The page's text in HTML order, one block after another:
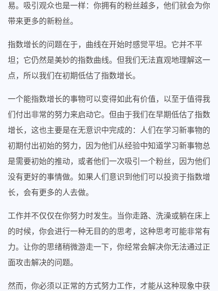
易。吸引观众也是一样：你拥有的粉丝越多，他们就会为你
带来更多的新粉丝。
指数增长的问题在于，曲线在开始时感觉平坦。它并不平
坦；它仍然是美妙的指数曲线。但我们无法直观地理解这一
点，所以我们在初期低估了指数增长。
一个能指数增长的事物可以变得如此有价值，以至于值得我
们付出非常的努力来启动它。但由于我们在早期低估了指数
增长，这也主要是在无意识中完成的：人们在学习新事物的
初期付出初始的努力，因为他们从经验中知道学习新事物总
是需要初始的推动，或者他们一次吸引一个粉丝，因为他们
没有更好的事情做。如果人们意识到他们可以投资于指数增
长，会有更多的人去做。
工作并不仅仅在你努力时发生。当你走路、洗澡或躺在床上
的时候，你会进行一种无目的的思考，这种思考可能非常有
力。让你的思绪稍微游走一下，你经常会解决你无法通过正
面攻击解决的问题。
然而，你必须以正常的方式努力工作，才能从这种现象中获